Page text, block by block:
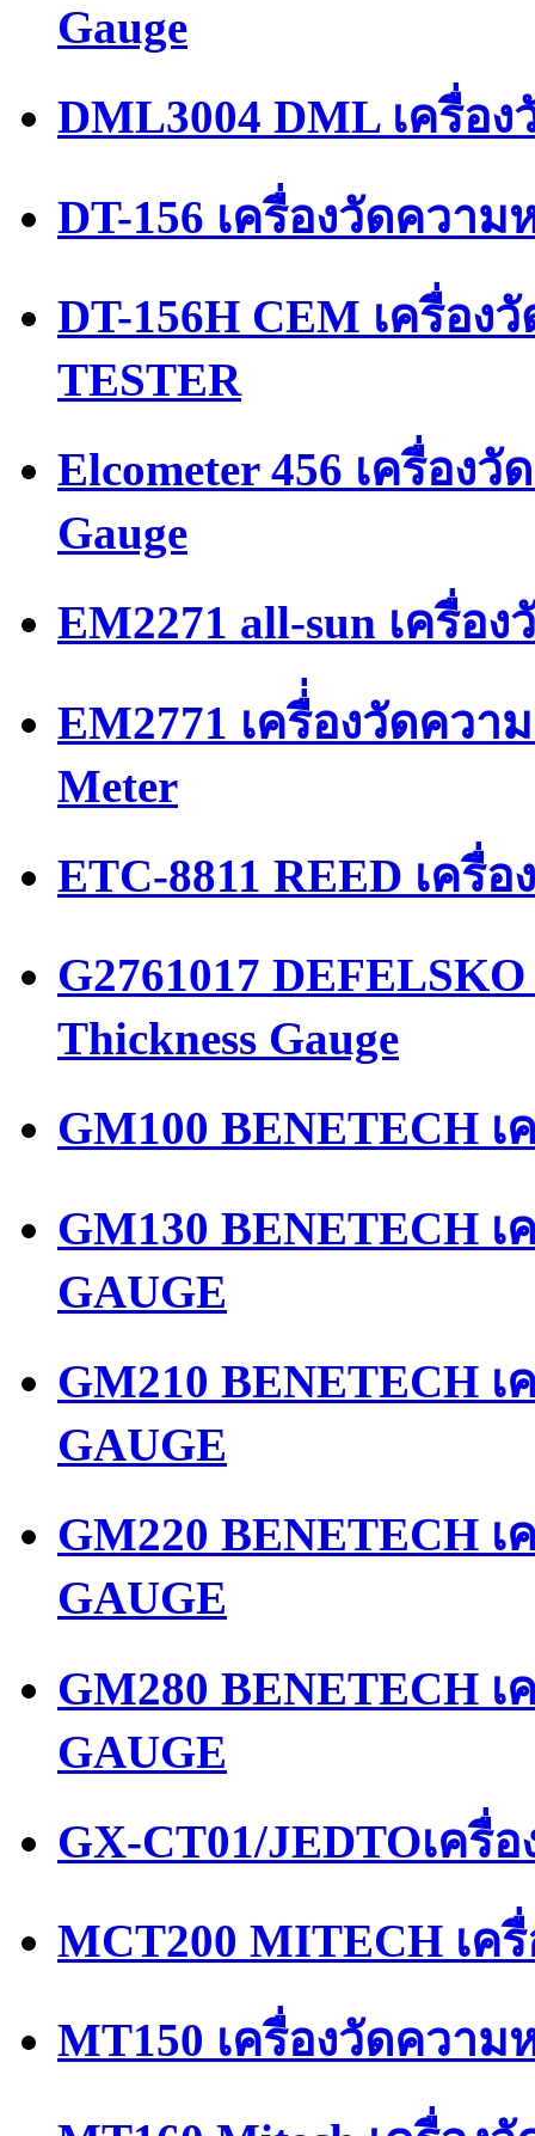
Gauge
DML3004 DML เครื่อ
DT-156 เครื่องวัดควา
DT-156H CEM เครื่อ
TESTER
Elcometer 456 เครื่อง
Gauge
EM2271 all-sun เครื่อ
EM2771 เครื่่องวัดควา
Meter
ETC-8811 REED เครื่
G2761017
Thickness Gauge
GM100 BENETECH
GM130 BENETECH
GAUGE
GM210 BENETECH
GAUGE
GM220 BENETECH
GAUGE
GM280 BENETECH
GAUGE
GX-CT01/JEDTOเครื่
MCT200 MITECH เค
MT150 เครื่องวัดความ